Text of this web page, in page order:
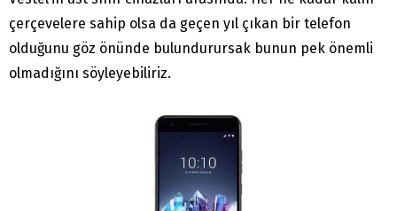
çerçevelere sahip olsa da geçen yıl çıkan bir telefon
olduğunu göz önünde bulundurursak bunun pek önemli
olmadığını söyleyebiliriz.